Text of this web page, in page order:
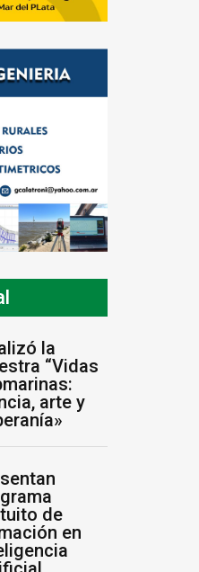
la
“Vidas
arte y
de
en